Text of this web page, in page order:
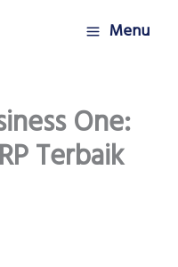
Menu
One:
Terbaik